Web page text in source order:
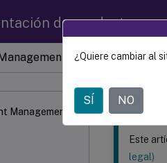
de productos
Management
Este
Este
legal)
¿Quiere cambiar al
SÍ NO